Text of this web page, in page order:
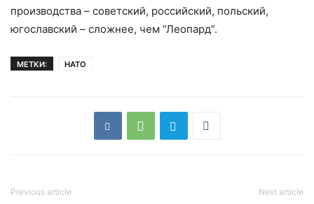
производства – советский, российский, польский,
югославский – сложнее, чем “Леопард”.
МЕТКИ: НАТО
Previous article Next article